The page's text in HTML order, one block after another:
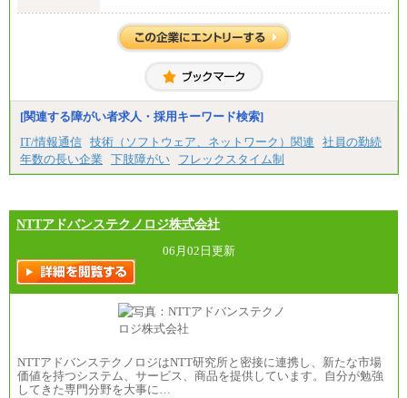
※試用期間中(2ヶ月間)も給与等に変更はございませ
※給与額は、経験、能力を考慮し決定致します。
[関連する障がい者求人・採用キーワード検索]
IT/情報通信 技術（ソフトウェア、ネットワーク）関連
社員の勤続
年数の長い企業
下肢障がい フレックスタイム制
NTTアドバンステクノロジ株式会社
06月02日更新
NTTアドバンステクノロジはNTT研究所と密接に連携し、新たな市場
価値を持つシステム、サービス、商品を提供しています。自分が勉強
してきた専門分野を大事に…